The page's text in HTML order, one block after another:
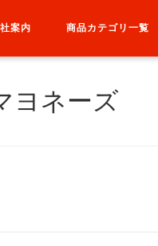
案内 商品カテゴリ一覧
ヨネーズ